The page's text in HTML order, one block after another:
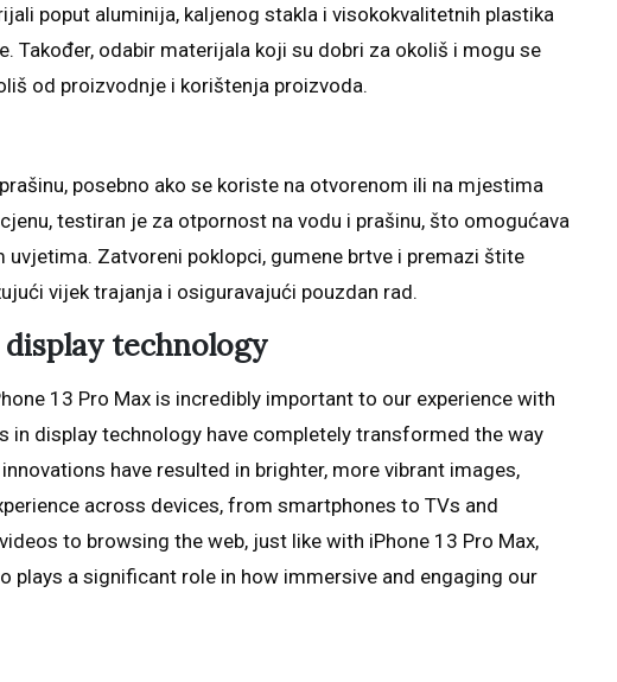
poput aluminija, kaljenog stakla i visokokvalitetnih plastika
Također, odabir materijala koji su dobri za okoliš i mogu se
od proizvodnje i korištenja proizvoda.
posebno ako se koriste na otvorenom ili na mjestima
testiran je za otpornost na vodu i prašinu, što omogućava
Zatvoreni poklopci, gumene brtve i premazi štite
vijek trajanja i osiguravajući pouzdan rad.
technology
13 Pro Max is incredibly important to our experience with
in display technology have completely transformed the way
have resulted in brighter, more vibrant images,
across devices, from smartphones to TVs and
to browsing the web, just like with iPhone 13 Pro Max,
plays a significant role in how immersive and engaging our